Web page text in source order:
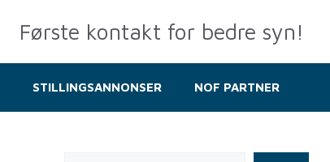
Første kontakt for bedre syn!
STILLINGSANNONSER NOF PARTNER